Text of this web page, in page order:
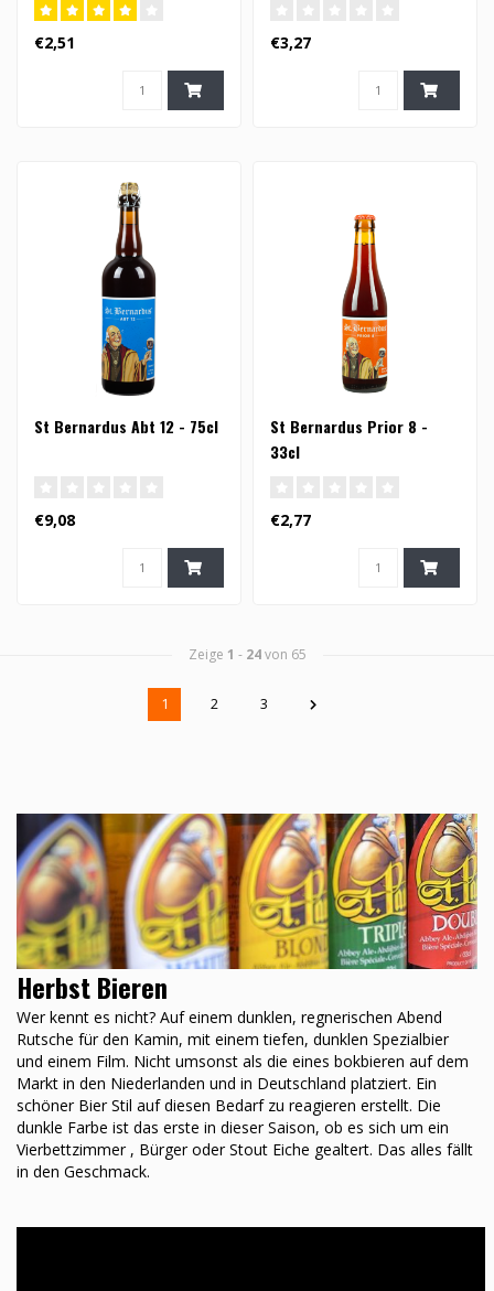
€2,51 €3,27
St Bernardus Abt 12 - 75cl
€9,08
St Bernardus Prior 8 -
33cl
€2,77
Zeige 1 - 24von 65
1 2 3
Herbst Bieren
Wer kennt es nicht? Auf einem dunklen, regnerischen Abend
Rutsche für den Kamin, mit einem tiefen, dunklen Spezialbier
und einem Film. Nicht umsonst als die eines bokbieren auf dem
Markt in den Niederlanden und in Deutschland platziert. Ein
schöner Bier Stil auf diesen Bedarf zu reagieren erstellt. Die
dunkle Farbe ist das erste in dieser Saison, ob es sich um ein
Vierbettzimmer , Bürger oder Stout Eiche gealtert. Das alles fällt
in den Geschmack.